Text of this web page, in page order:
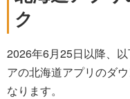
ク
2026年6月25日以降、
アの北海道アプリのダ
なります。